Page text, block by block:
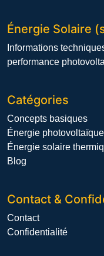
Énergie Solaire
Informations
performance
Catégories
Concepts basiques
Énergie photovoltaïque
Énergie solaire
Blog
Contact &
Contact
Confidentialité